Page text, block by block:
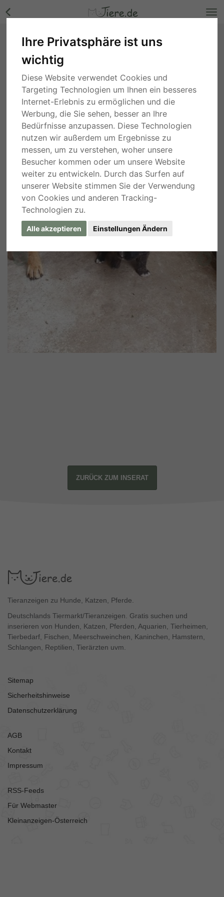
Ihre Privatsphäre ist uns
wichtig
Diese Website verwendet Cookies und
Targeting Technologien um Ihnen ein besseres
Internet-Erlebnis zu ermöglichen und die
Werbung, die Sie sehen, besser an Ihre
Bedürfnisse anzupassen. Diese Technologien
nutzen wir außerdem um Ergebnisse zu
messen, um zu verstehen, woher unsere
Besucher kommen oder um unsere Website
weiter zu entwickeln. Durch das Surfen auf
unserer Website stimmen Sie der Verwendung
von Cookies und anderen Tracking-
Technologien zu.
Alle akzeptieren Einstellungen Ändern
Sinus, Mischling Welpen - Rüde Bilder
Nordrhein-Westfalen
ZURÜCK ZUM INSERAT
Tieranzeigen zu Hunde, Katzen, Pferde.
Deutschlands Tiermarkt/Tieranzeigen. Gratis suchen und
inserieren von Hunden, Katzen, Pferden, Aquarien, Tierheimen,
Tierbedarf, Fischen, Meerschweinchen, Kaninchen, Hamstern,
Schlangen, Reptilien, Tierärzten uvm.
Sitemap
Sicherheitshinweise
Datenschutzerklärung
AGB
Kontakt
Impressum
RSS-Feeds
Für Webmaster
Kleinanzeigen-Österreich